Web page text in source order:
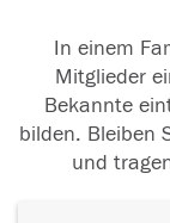
In einem
Mitglieder
Bekannte
bilden. Bleiben
und